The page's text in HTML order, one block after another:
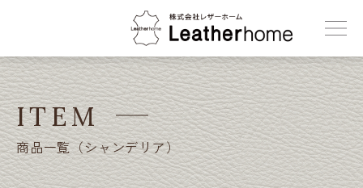
株式会社レザーホーム
ITEM
商品一覧（シャンデリア）